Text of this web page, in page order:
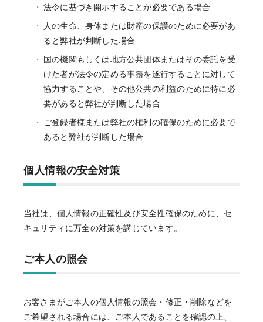
法令に基づき開示することが必要である場合
人の生命、身体または財産の保護のために必要があ
ると弊社が判断した場合
国の機関もしくは地方公共団体またはその委託を受
けた者が法令の定める事務を遂行することに対して
協力することや、その他公共の利益のために特に必
要があると弊社が判断した場合
ご登録者様または弊社の権利の確保のために必要で
あると弊社が判断した場合
個人情報の安全対策
当社は、個人情報の正確性及び安全性確保のために、セ
キュリティに万全の対策を講じています。
ご本人の照会
お客さまがご本人の個人情報の照会・修正・削除などを
ご希望される場合には、ご本人であることを確認の上、